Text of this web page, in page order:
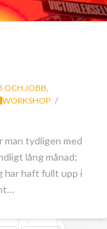
OCH JOBB,
WORKSHOP
tydligen med
lång månad;
har haft fullt upp i